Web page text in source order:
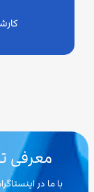
معرفی
با ما در